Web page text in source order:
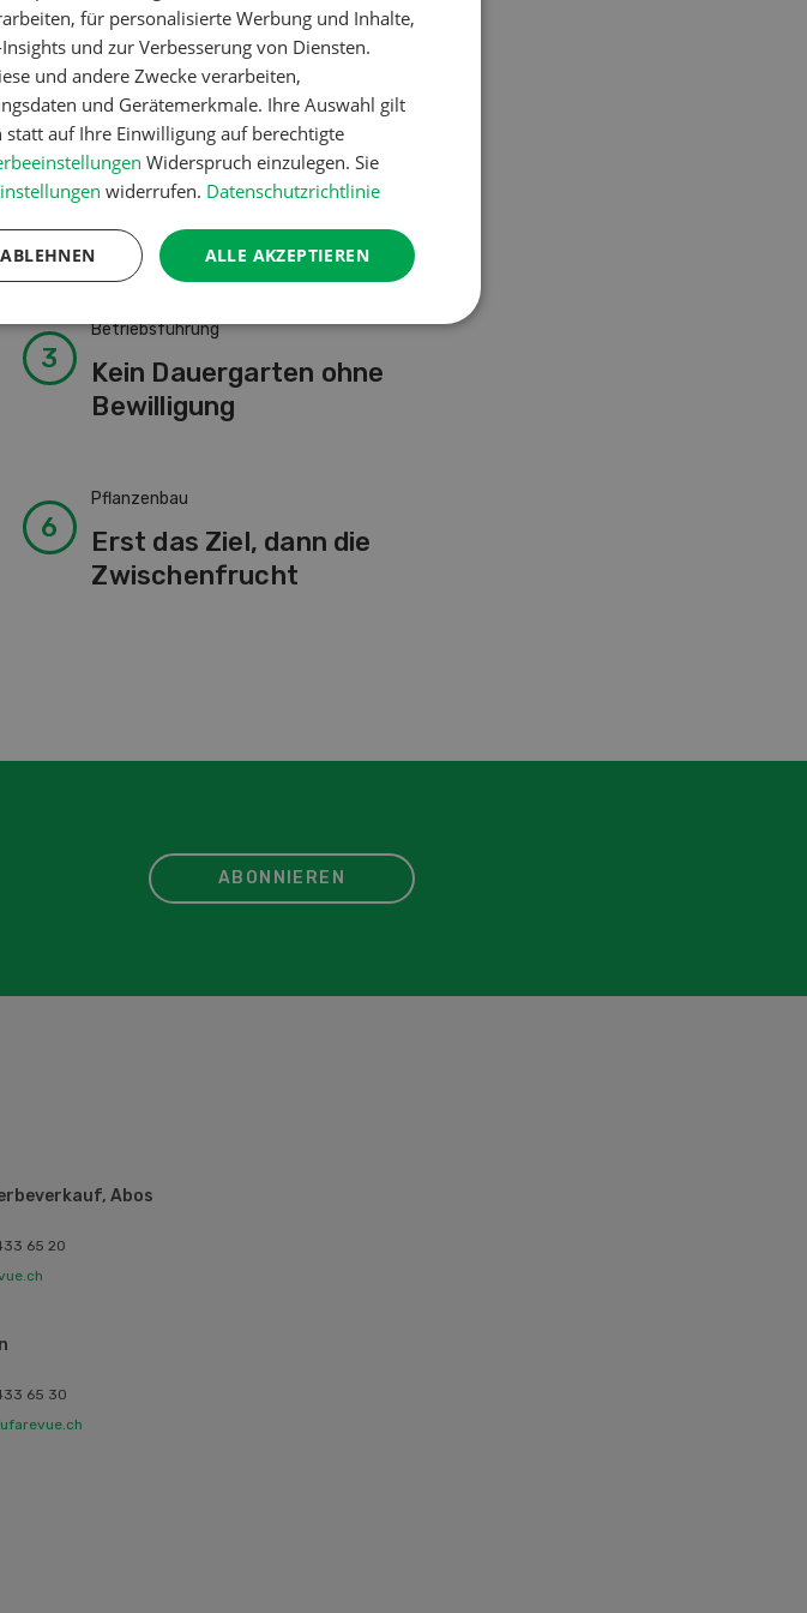
WEITERLESEN
Betriebsführung
Kein Dauergarten ohne
Bewilligung
Pflanzenbau
Erst das Ziel, dann die
Zwischenfrucht
ABONNIEREN
Abos
65 20
65 30
für personalisierte Werbung und Inhalte,
und zur Verbesserung von Diensten.
und andere Zwecke verarbeiten,
und Gerätemerkmale. Ihre Auswahl gilt
auf Ihre Einwilligung auf berechtigte
Widerspruch einzulegen. Sie
widerrufen. Datenschutzrichtlinie
ALLE AKZEPTIEREN